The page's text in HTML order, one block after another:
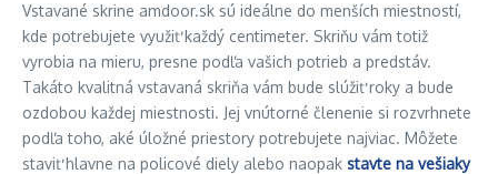
Vstavané skrine amdoor.sk sú ideálne do menších miestností,
kde potrebujete využiť každý centimeter. Skriňu vám totiž
vyrobia na mieru, presne podľa vašich potrieb a predstáv.
Takáto kvalitná vstavaná skriňa vám bude slúžiť roky a bude
ozdobou každej miestnosti. Jej vnútorné členenie si rozvrhnete
podľa toho, aké úložné priestory potrebujete najviac. Môžete
staviť hlavne na policové diely alebo naopak stavte na vešiaky